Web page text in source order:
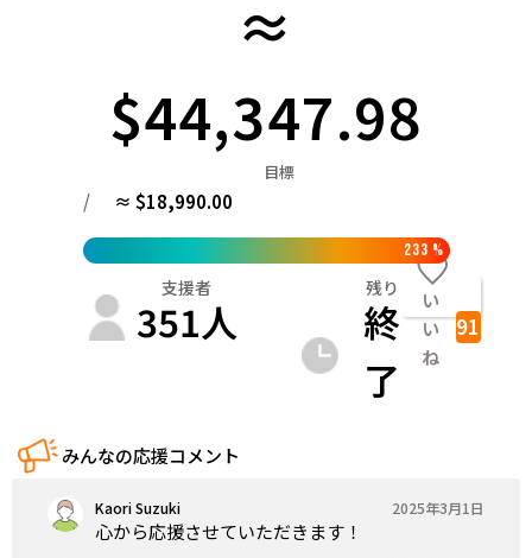
≈
$44,347.98
目標
/ ≈ $18,990.00
233 %
支援者
351人
残り
終
了
い
い
ね
91
みんなの応援コメント
Kaori Suzuki 2025年3月1日
心から応援させていただきます！